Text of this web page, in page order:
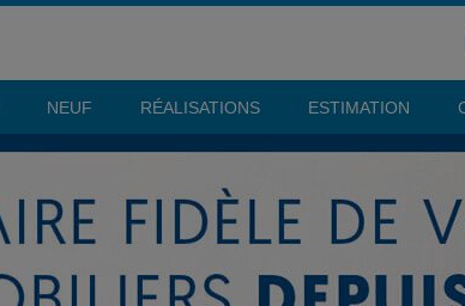
NEUF RÉALISATIONS ESTIMATION